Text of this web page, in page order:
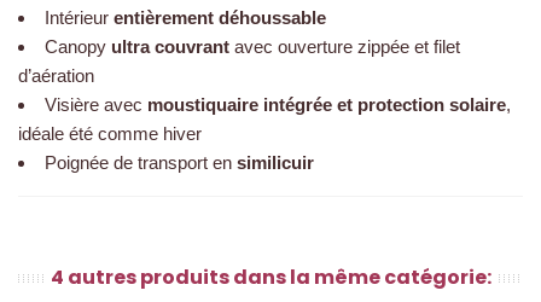
Intérieur entièrement déhoussable
Canopy ultra couvrant avec ouverture zippée et filet
d’aération
Visière avec moustiquaire intégrée et protection solaire,
idéale été comme hiver
Poignée de transport en similicuir
4 autres produits dans la même catégorie: